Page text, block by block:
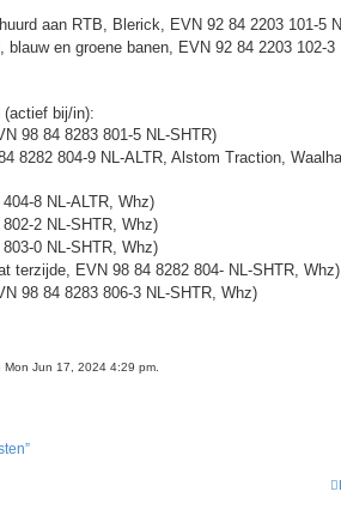
aan RTB, Blerick, EVN 92 84 2203 101-5
blauw en groene banen, EVN 92 84 2203 102-3
(actief bij/in):
98 84 8283 801-5 NL-SHTR)
8282 804-9 NL-ALTR, Alstom Traction,
8 NL-ALTR, Whz)
2 NL-SHTR, Whz)
0 NL-SHTR, Whz)
terzijde, EVN 98 84 8282 804- NL-SHTR, Whz)
98 84 8283 806-3 NL-SHTR, Whz)
Jun 17, 2024 4:29 pm.